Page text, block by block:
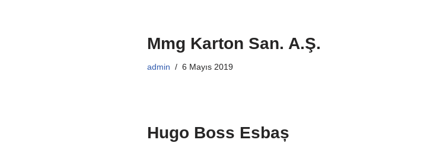
Mmg Karton San. A.Ş.
admin 6 Mayıs 2019
Hugo Boss Esbaș